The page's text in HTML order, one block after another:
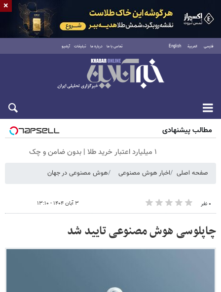
فارسی العربية English تماس با ما درباره ما تبلیغات آرشیو
جمعه ۱۶ مرداد ۱۴۰۵
مطالب پیشنهادی
۱ میلیارد اعتبار خرید طلا | بدون ضامن و چک
صفحه اصلی اخبار هوش مصنوعی هوش مصنوعی در جهان
۰ نفر ۳ آبان ۱۴۰۴ - ۱۳:۱۰
چاپلوسی هوش مصنوعی تایید شد
×